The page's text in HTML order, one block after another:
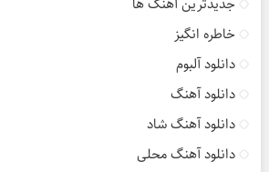
جدیدترین آهنگ ها
خاطره انگیز
دانلود آلبوم
دانلود آهنگ
دانلود آهنگ شاد
دانلود آهنگ محلی